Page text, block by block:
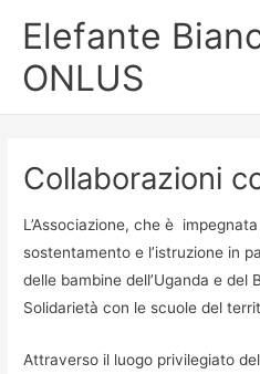
contenuto
Elefante
ONLUS
Collaborazioni
L’Associazione, che è
sostentamento e l’istruzione in
delle bambine dell’Uganda e del
Solidarietà con le scuole del
Attraverso il luogo privilegiato